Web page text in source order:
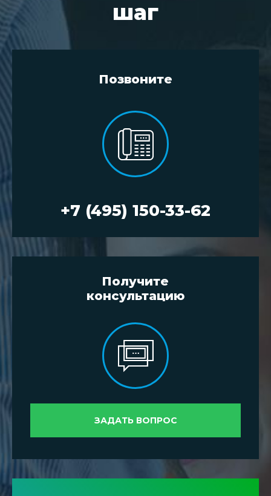
шаг
Позвоните
+7 (495) 150-33-62
Получите
консультацию
ЗАДАТЬ ВОПРОС